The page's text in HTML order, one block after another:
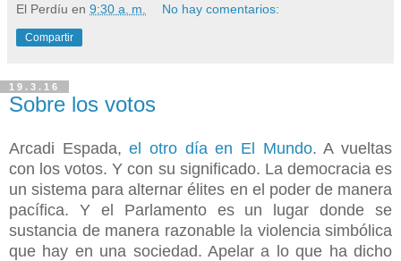
El Perdíu en 9:30 a. m. No hay comentarios:
Compartir
19.3.16
Sobre los votos
Arcadi Espada,el otro día en El Mundo. A vueltas
con los votos. Y con su significado. La democracia es
un sistema para alternar élites en el poder de manera
pacífica. Y el Parlamento es un lugar donde se
sustancia de manera razonable la violencia simbólica
que hay en una sociedad. Apelar a lo que ha dicho